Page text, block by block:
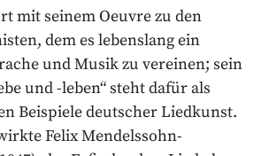
mit seinem Oeuvre zu den
dem es lebenslang ein
und Musik zu vereinen; sein
und -leben“ steht dafür als
Beispiele deutscher Liedkunst.
Felix Mendelssohn-